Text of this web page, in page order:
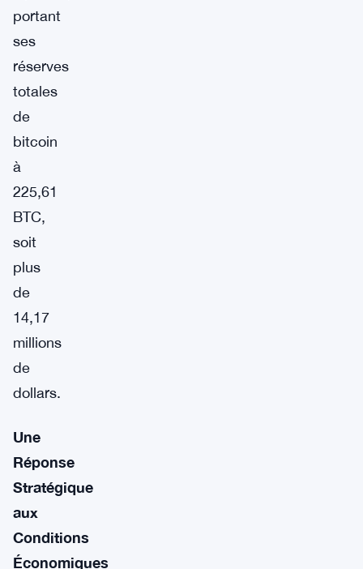
portant
ses
réserves
totales
de
bitcoin
à
225,61
BTC,
soit
plus
de
14,17
millions
de
dollars.
Une
Réponse
Stratégique
aux
Conditions
Économiques